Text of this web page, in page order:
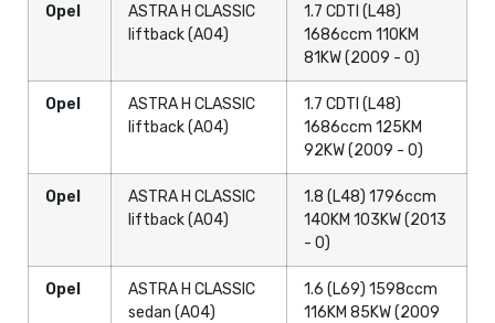
Opel
ASTRA H CLASSIC
liftback (A04)
1.7 CDTI (L48)
1686ccm 110KM
81KW (2009 - 0)
Opel
ASTRA H CLASSIC
liftback (A04)
1.7 CDTI (L48)
1686ccm 125KM
92KW (2009 - 0)
Opel
ASTRA H CLASSIC
liftback (A04)
1.8 (L48) 1796ccm
140KM 103KW (2013
- 0)
Opel
ASTRA H CLASSIC
sedan (A04)
1.6 (L69) 1598ccm
116KM 85KW (2009